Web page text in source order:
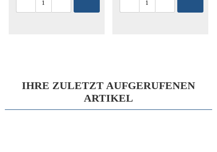
IHRE ZULETZT AUFGERUFENEN
ARTIKEL